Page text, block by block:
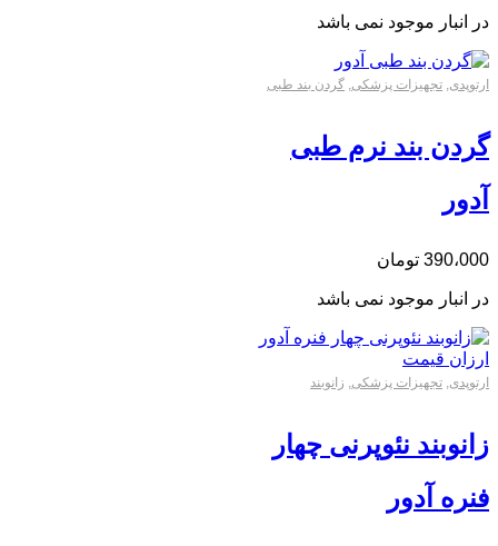
در انبار موجود نمی باشد
ارتوپدی, تجهیزات پزشکی, گردن بند طبی
گردن بند نرم طبی
آدور
390،000 تومان
در انبار موجود نمی باشد
ارتوپدی, تجهیزات پزشکی, زانوبند
زانوبند نئوپرنی چهار
فنره آدور